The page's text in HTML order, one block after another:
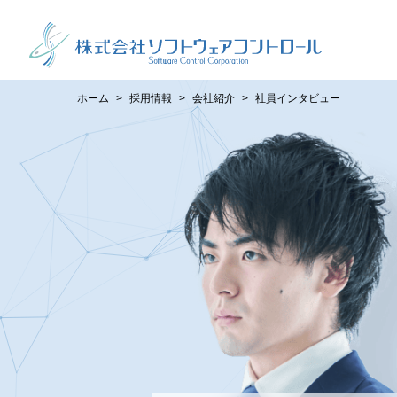
ホーム 採用情報 会社紹介 社員インタビュー